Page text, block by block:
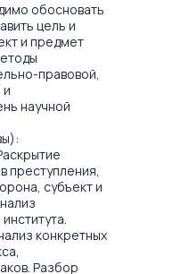
обосновать
цель и
и предмет
правовой,
научной
преступления,
субъект и
конкретных
Разбор